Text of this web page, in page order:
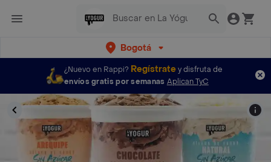
Bogotá
¿Nuevo en Rappi? Regístratey disfruta de
envíos gratis por semanas Aplican TyC